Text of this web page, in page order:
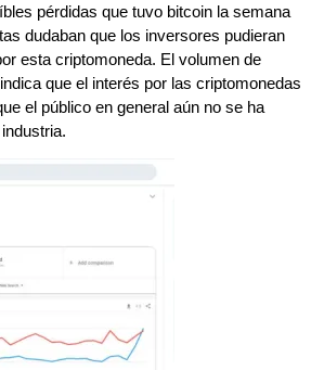
pérdidas que tuvo bitcoin la semana
dudaban que los inversores pudieran
esta criptomoneda. El volumen de
que el interés por las criptomonedas
el público en general aún no se ha